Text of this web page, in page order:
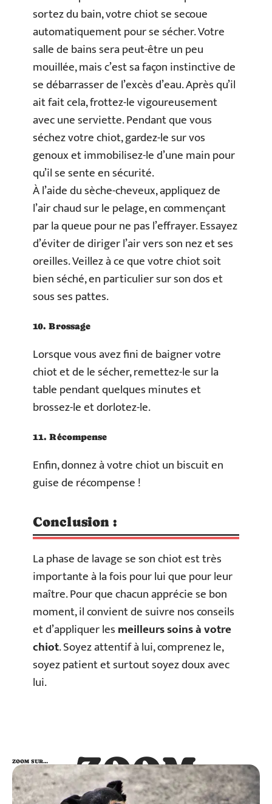
sortez du bain, votre chiot se secoue
automatiquement pour se sécher. Votre
salle de bains sera peut-être un peu
mouillée, mais c’est sa façon instinctive de
se débarrasser de l’excès d’eau. Après qu’il
ait fait cela, frottez-le vigoureusement
avec une serviette. Pendant que vous
séchez votre chiot, gardez-le sur vos
genoux et immobilisez-le d’une main pour
qu’il se sente en sécurité.
À l’aide du sèche-cheveux, appliquez de
l’air chaud sur le pelage, en commençant
par la queue pour ne pas l’effrayer. Essayez
d’éviter de diriger l’air vers son nez et ses
oreilles. Veillez à ce que votre chiot soit
bien séché, en particulier sur son dos et
sous ses pattes.
10. Brossage
Lorsque vous avez fini de baigner votre
chiot et de le sécher, remettez-le sur la
table pendant quelques minutes et
brossez-le et dorlotez-le.
11. Récompense
Enfin, donnez à votre chiot un biscuit en
guise de récompense !
Conclusion :
La phase de lavage se son chiot est très
importante à la fois pour lui que pour leur
maître. Pour que chacun apprécie se bon
moment, il convient de suivre nos conseils
et d’appliquer lesmeilleurs soins à votre
chiot. Soyez attentif à lui, comprenez le,
soyez patient et surtout soyez doux avec
lui.
ZOOM
SUR…
ZOOM SUR…